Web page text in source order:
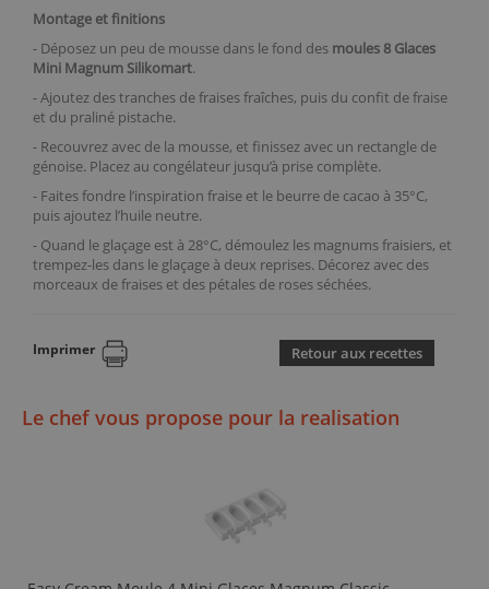
Montage et finitions
- Déposez un peu de mousse dans le fond des moules 8 Glaces
Mini Magnum Silikomart.
- Ajoutez des tranches de fraises fraîches, puis du confit de fraise
et du praliné pistache.
- Recouvrez avec de la mousse, et finissez avec un rectangle de
génoise. Placez au congélateur jusqu’à prise complète.
- Faites fondre l’inspiration fraise et le beurre de cacao à 35°C,
puis ajoutez l’huile neutre.
- Quand le glaçage est à 28°C, démoulez les magnums fraisiers, et
trempez-les dans le glaçage à deux reprises. Décorez avec des
morceaux de fraises et des pétales de roses séchées.
Imprimer Retour aux recettes
Le chef vous propose pour la realisation